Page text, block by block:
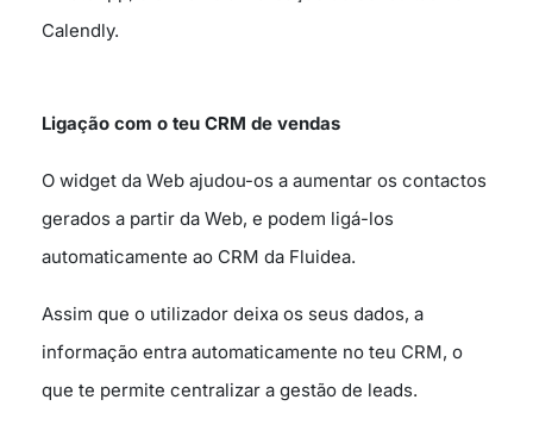
Calendly.
Ligação com o teu CRM de vendas
O widget da Web ajudou-os a aumentar os contactos
gerados a partir da Web, e podem ligá-los
automaticamente ao CRM da Fluidea.
Assim que o utilizador deixa os seus dados, a
informação entra automaticamente no teu CRM, o
que te permite centralizar a gestão de leads.